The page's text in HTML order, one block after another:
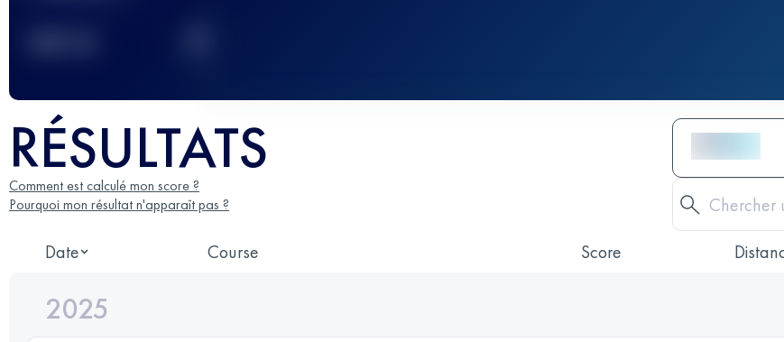
RÉSULTATS
Comment est calculé mon score ?
Pourquoi mon résultat n'apparaît pas ?
Date Course Score
2025